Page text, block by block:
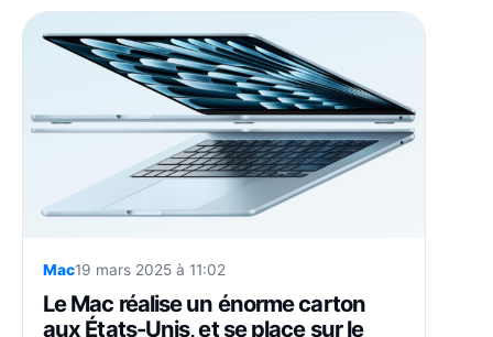
Mac19 mars 2025 à 11:02
Le Mac réalise un énorme carton
aux États-Unis, et se place sur le